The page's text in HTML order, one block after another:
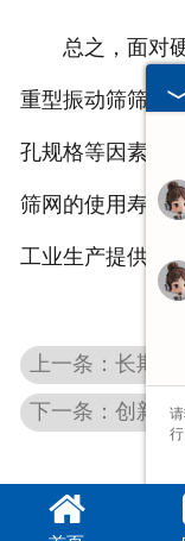
总之，面对硬
重型振动筛筛网
孔规格等因素，
筛网的使用寿命
工业生产提供可